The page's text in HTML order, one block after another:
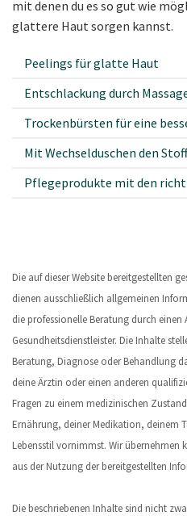
mit denen du es so gut wie
glattere Haut sorgen kannst.
Peelings für glatte Haut
Entschlackung durch
Trockenbürsten für eine
Mit Wechselduschen den
Pflegeprodukte mit den
Die auf dieser Website bereitgestellten
dienen ausschließlich allgemeinen
die professionelle Beratung durch
Gesundheitsdienstleister. Die Inhalte
Beratung, Diagnose oder Behandlung
deine Ärztin oder einen anderen
Fragen zu einem medizinischen
Ernährung, deiner Medikation, deinem
Lebensstil vornimmst. Wir übernehmen
aus der Nutzung der bereitgestellten
Die beschriebenen Inhalte sind nicht